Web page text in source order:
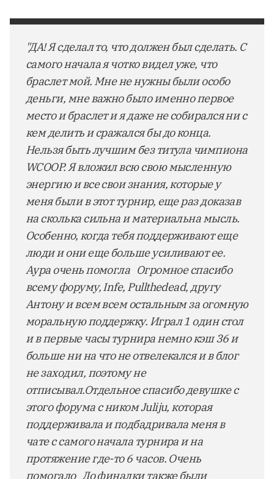
"ДА! Я сделал то, что должен был сделать. С
самого начала я чотко видел уже, что
браслет мой. Мне не нужны были особо
дeньги, мне важно было именно первое
место и браслет и я даже не собирался ни с
кем делить и сражался бы до конца.
Нельзя быть лучшим без титула чимпиона
WCOOP. Я вложил всю свою мысленную
энергию и все свои знания, которые у
меня были в этот турнир, еще раз доказав
на сколька сильна и материальна мысль.
Особенно, когда тебя поддерживают еще
люди и они еще больше усиливают ее.
Аура очень помогла Огромное спасибо
всему форуму, Infe, Pullthedead, другу
Антону и всем всем остальным за огомную
моральную поддержку. Играл 1 один стол
и в первые часы турнира немно кэш 36 и
больше ни на что не отвелекался и в блог
не заходил, поэтому не
отписывал.Отдельное спасибо девушке с
этого форума с ником Juliju, которая
поддерживала и подбадривала меня в
чате с самого начала турнира и на
протяжение где-то 6 часов. Очень
помогало До финалки также были